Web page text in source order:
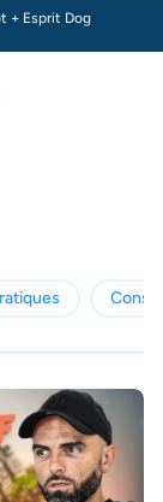
+ Esprit Dog